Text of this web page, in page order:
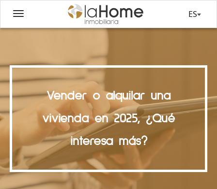
ES
Vender o alquilar una
vivienda en 2025, ¿Qué
interesa más?